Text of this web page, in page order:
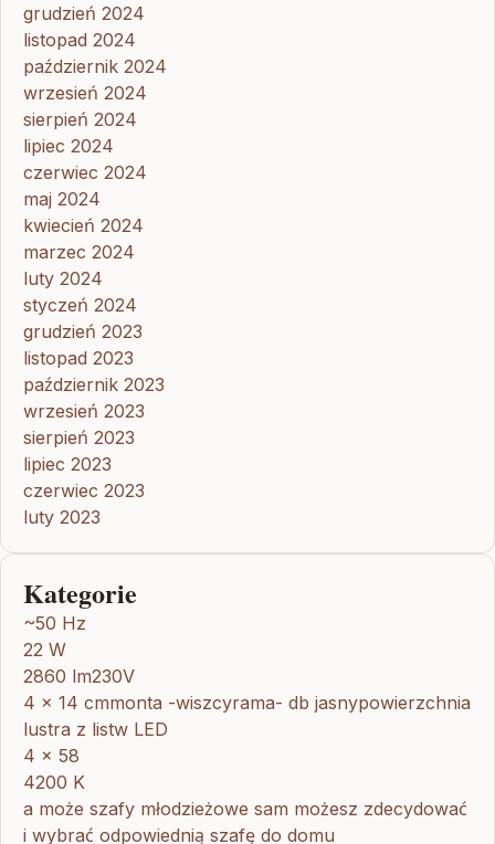
grudzień 2024
listopad 2024
październik 2024
wrzesień 2024
sierpień 2024
lipiec 2024
czerwiec 2024
maj 2024
kwiecień 2024
marzec 2024
luty 2024
styczeń 2024
grudzień 2023
listopad 2023
październik 2023
wrzesień 2023
sierpień 2023
lipiec 2023
czerwiec 2023
luty 2023
Kategorie
~50 Hz
22 W
2860 lm230V
4 x 14 cmmonta -wiszcyrama- db jasnypowierzchnia
lustra z listw LED
4 x 58
4200 K
a może szafy młodzieżowe sam możesz zdecydować
i wybrać odpowiednią szafę do domu